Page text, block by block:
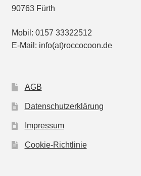
90763 Fürth
Mobil: 0157 33322512
E-Mail: info(at)roccocoon.de
AGB
Datenschutzerklärung
Impressum
Cookie-Richtlinie